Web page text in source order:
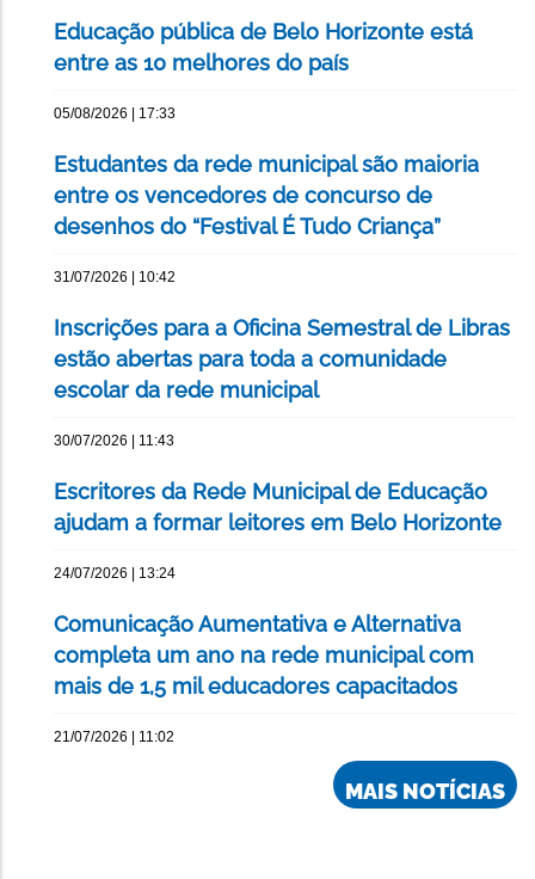
Educação pública de Belo Horizonte está
entre as 10 melhores do país
05/08/2026 | 17:33
Estudantes da rede municipal são maioria
entre os vencedores de concurso de
desenhos do “Festival É Tudo Criança”
31/07/2026 | 10:42
Inscrições para a Oficina Semestral de Libras
estão abertas para toda a comunidade
escolar da rede municipal
30/07/2026 | 11:43
Escritores da Rede Municipal de Educação
ajudam a formar leitores em Belo Horizonte
24/07/2026 | 13:24
Comunicação Aumentativa e Alternativa
completa um ano na rede municipal com
mais de 1,5 mil educadores capacitados
21/07/2026 | 11:02
MAIS NOTÍCIAS